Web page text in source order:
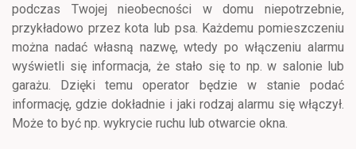
podczas Twojej nieobecności w domu niepotrzebnie,
przykładowo przez kota lub psa. Każdemu pomieszczeniu
można nadać własną nazwę, wtedy po włączeniu alarmu
wyświetli się informacja, że stało się to np. w salonie lub
garażu. Dzięki temu operator będzie w stanie podać
informację, gdzie dokładnie i jaki rodzaj alarmu się włączył.
Może to być np. wykrycie ruchu lub otwarcie okna.